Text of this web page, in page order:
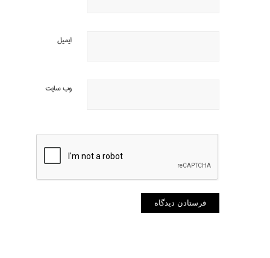
ایمیل
وب‌ سایت